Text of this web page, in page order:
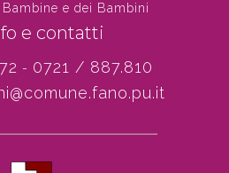
e dei Bambini
e contatti
- 0721 / 887.810